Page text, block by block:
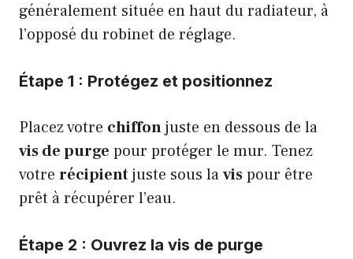
généralement située en haut du radiateur, à
l’opposé du robinet de réglage.
Étape 1 : Protégez et positionnez
Placez votre chiffonjuste en dessous de la
vis de purge pour protéger le mur. Tenez
votre récipientjuste sous lavispour être
prêt à récupérer l’eau.
Étape 2 : Ouvrez la vis de purge